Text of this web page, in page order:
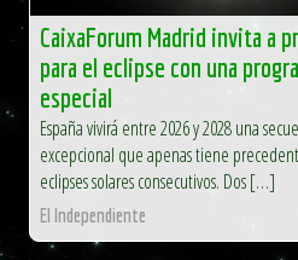
CaixaForum Madrid invita a
para el eclipse con una
especial
España vivirá entre 2026 y 2028 una
excepcional que apenas tiene
eclipses solares consecutivos. Dos […]
El Independiente